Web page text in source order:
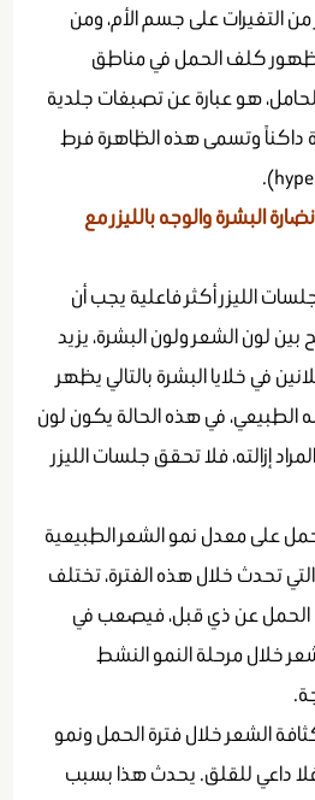
التغيرات على جسم الأم، ومن
كلف الحمل في مناطق
هو عبارة عن تصبغات جلدية
داكناً وتسمى هذه الظاهرة فرط
البشرة والوجه بالليزر مع
الليزر أكثر فاعلية يجب أن
لون الشعر ولون البشرة، يزيد
في خلايا البشرة بالتالي يظهر
الطبيعي، في هذه الحالة يكون لون
إزالته، فلا تحقق جلسات الليزر
على معدل نمو الشعر الطبيعية
التي تحدث خلال هذه الفترة، تختلف
الحمل عن ذي قبل، فيصعب في
خلال مرحلة النمو النشط
الشعر خلال فترة الحمل ونمو
داعي للقلق. يحدث هذا بسبب